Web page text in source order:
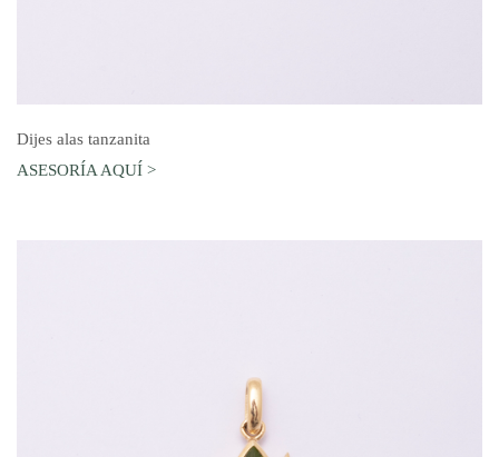
Dijes alas tanzanita
ASESORÍA AQUÍ >